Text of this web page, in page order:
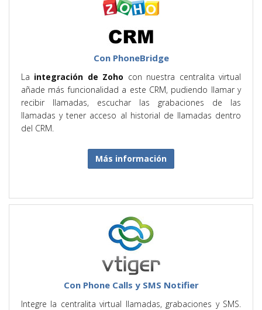
Con PhoneBridge
La integración de Zoho con nuestra centralita virtual
añade más funcionalidad a este CRM, pudiendo llamar y
recibir llamadas, escuchar las grabaciones de las
llamadas y tener acceso al historial de llamadas dentro
del CRM.
Más información
Con Phone Calls y SMS Notifier
Integre la centralita virtual llamadas, grabaciones y SMS.